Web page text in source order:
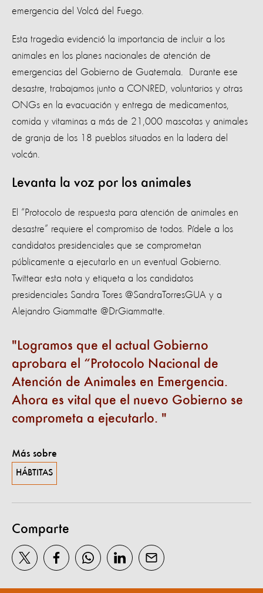
emergencia del Volcá del Fuego.
Esta tragedia evidenció la importancia de incluir a los
animales en los planes nacionales de atención de
emergencias del Gobierno de Guatemala. Durante ese
desastre, trabajamos junto a CONRED, voluntarios y otras
ONGs en la evacuación y entrega de medicamentos,
comida y vitaminas a más de 21,000 mascotas y animales
de granja de los 18 pueblos situados en la ladera del
volcán.
Levanta la voz por los animales
El “Protocolo de respuesta para atención de animales en
desastre” requiere el compromiso de todos. Pídele a los
candidatos presidenciales que se comprometan
públicamente a ejecutarlo en un eventual Gobierno.
Twittear esta nota y etiqueta a los candidatos
presidenciales Sandra Tores @SandraTorresGUA y a
Alejandro Giammatte @DrGiammatte.
Logramos que el actual Gobierno
aprobara el “Protocolo Nacional de
Atención de Animales en Emergencia.
Ahora es vital que el nuevo Gobierno se
comprometa a ejecutarlo.
Más sobre
HÁBTITAS
Comparte